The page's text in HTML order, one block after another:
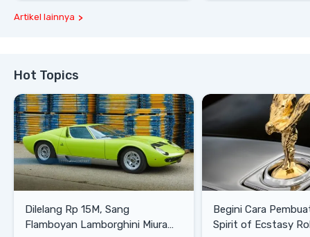
Artikel lainnya
Hot Topics
Dilelang Rp 15M, Sang
Flamboyan Lamborghini Miura
Begini Cara
Spirit of Ecstasy